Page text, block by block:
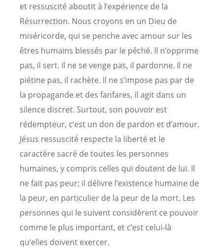
et ressuscité aboutit à l’expérience de la
Résurrection. Nous croyons en un Dieu de
miséricorde, qui se penche avec amour sur les
êtres humains blessés par le péché. Il n’opprime
pas, il sert. Il ne se venge pas, il pardonne. Il ne
piétine pas, il rachète. Il ne s’impose pas par de
la propagande et des fanfares, il agit dans un
silence discret. Surtout, son pouvoir est
rédempteur, c’est un don de pardon et d’amour.
Jésus ressuscité respecte la liberté et le
caractère sacré de toutes les personnes
humaines, y compris celles qui doutent de lui. Il
ne fait pas peur; il délivre l’existence humaine de
la peur, en particulier de la peur de la mort. Les
personnes qui le suivent considèrent ce pouvoir
comme le plus important, et c’est celui-là
qu’elles doivent exercer.